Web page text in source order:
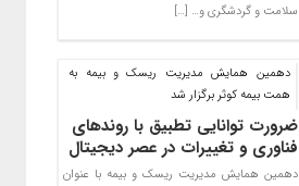
سلامت و گردشگری و… […]
دهمین همایش مدیریت ریسک و بیمه به
همت بیمه کوثر برگزار شد
ضرورت توانایی تطبیق با روندهای
فناوری و تغییرات در عصر دیجیتال
دهمین همایش مدیریت ریسک و بیمه با عنوان